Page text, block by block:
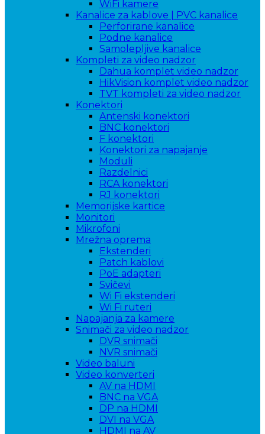
WiFi kamere
Kanalice za kablove | PVC kanalice
Perforirane kanalice
Podne kanalice
Samolepljive kanalice
Kompleti za video nadzor
Dahua komplet video nadzor
HikVision komplet video nadzor
TVT kompleti za video nadzor
Konektori
Antenski konektori
BNC konektori
F konektori
Konektori za napajanje
Moduli
Razdelnici
RCA konektori
RJ konektori
Memorijske kartice
Monitori
Mikrofoni
Mrežna oprema
Ekstenderi
Patch kablovi
PoE adapteri
Svičevi
Wi Fi ekstenderi
Wi Fi ruteri
Napajanja za kamere
Snimači za video nadzor
DVR snimači
NVR snimači
Video baluni
Video konverteri
AV na HDMI
BNC na VGA
DP na HDMI
DVI na VGA
HDMI na AV